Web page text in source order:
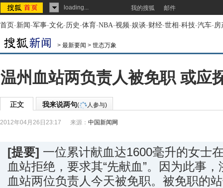
loading... 我的搜狐 邮件
首页-新闻-军事-文化-历史-体育-NBA-视频-娱谈-财经-世相-科技-汽车-房
> 最新要闻 > 世态万象
温州血站两负责人被免职 或应
正文 我来说两句( 人参与)
2012年04月26日23:17 来源： 中国新闻网
[提要] 一位累计献血达1600毫升的女士
血站拒绝，要求其“先献血”。因为此事
血站两位负责人今天被免职。被免职的